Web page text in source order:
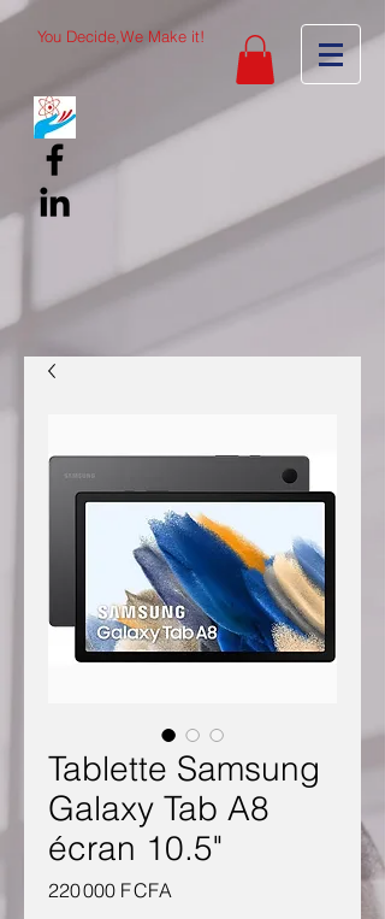
You Decide,We Make it!
Tablette Samsung
Galaxy Tab A8
écran 10.5"
220 000 F CFA